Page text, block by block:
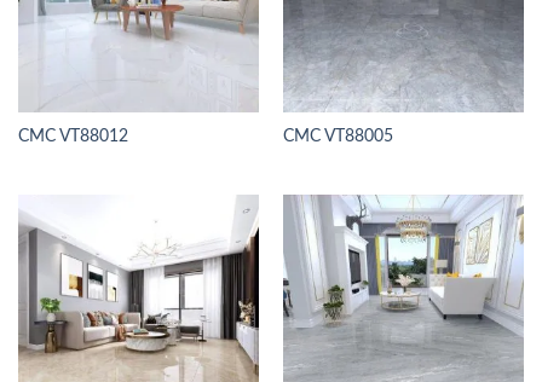
CMC VT88012 CMC VT88005